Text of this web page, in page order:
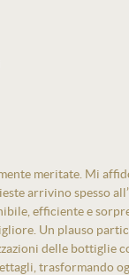
meritate. Mi
arrivino spesso
efficiente e
Un plauso
delle bottiglie
trasformando